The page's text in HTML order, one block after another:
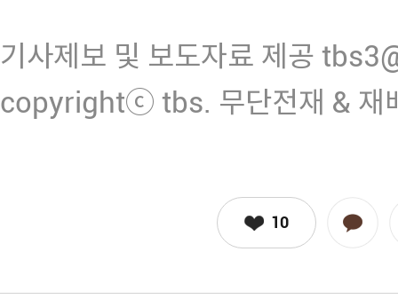
기사제보 및 보도자료 제공
copyrightⓒ tbs. 무단전재 & 재
10